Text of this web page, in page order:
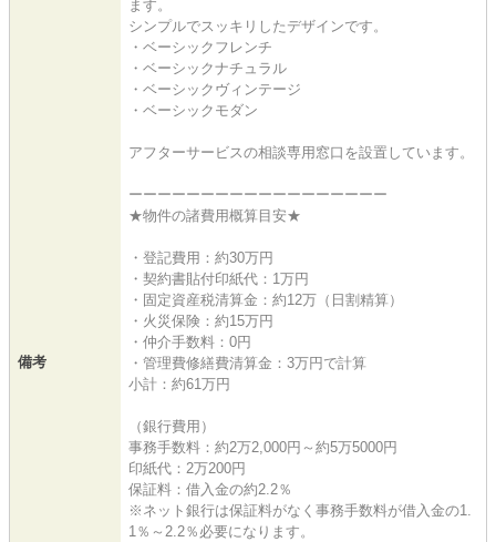
備考
ます。
シンプルでスッキリしたデザインです。
・ベーシックフレンチ
・ベーシックナチュラル
・ベーシックヴィンテージ
・ベーシックモダン
アフターサービスの相談専用窓口を設置しています。
ーーーーーーーーーーーーーーーーーー
★物件の諸費用概算目安★
・登記費用：約30万円
・契約書貼付印紙代：1万円
・固定資産税清算金：約12万（日割精算）
・火災保険：約15万円
・仲介手数料：0円
・管理費修繕費清算金：3万円で計算
小計：約61万円
（銀行費用）
事務手数料：約2万2,000円～約5万5000円
印紙代：2万200円
保証料：借入金の約2.2％
※ネット銀行は保証料がなく事務手数料が借入金の1.
1％～2.2％必要になります。